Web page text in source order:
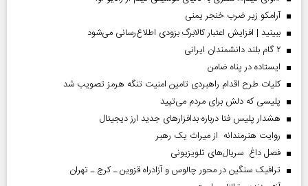
آرامکو زیر ضرب خنجر یمنی
ببینید | افزایش اعتبار کالابرگ بزودی اطلاع‌رسانی می‌شود
۲ گام بلند دانشمندان ایرانی
ایستاده در پناه ضامن
کلیات طرح اقدام راهبردی تامین امنیت تنگه هرمز تصویب شد
پلیسی که دلش برای مردم می‌تپید
هشدار پلیس فتا درباره بدافزار‌های جدید ارز دیجیتال
روایت هنرمندانه از میراث یک رهبر
فصل داغ سریال‌های تلویزیونی
ترافیک سنگین در محور چالوس و آزادراه قزوین ـ کرج ـ تهران